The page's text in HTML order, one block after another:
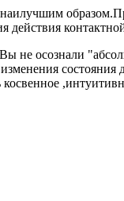
действия
не осознали